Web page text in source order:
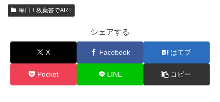
毎日１枚葉書でART
シェアする
X Facebook はてブ
Pocket LINE コピー